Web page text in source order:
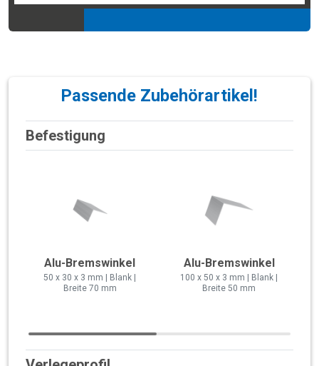
Passende Zubehörartikel!
Befestigung
Alu-Bremswinkel
50 x 30 x 3 mm | Blank |
Breite 70 mm
Alu-Bremswinkel
100 x 50 x 3 mm | Blank |
Breite 50 mm